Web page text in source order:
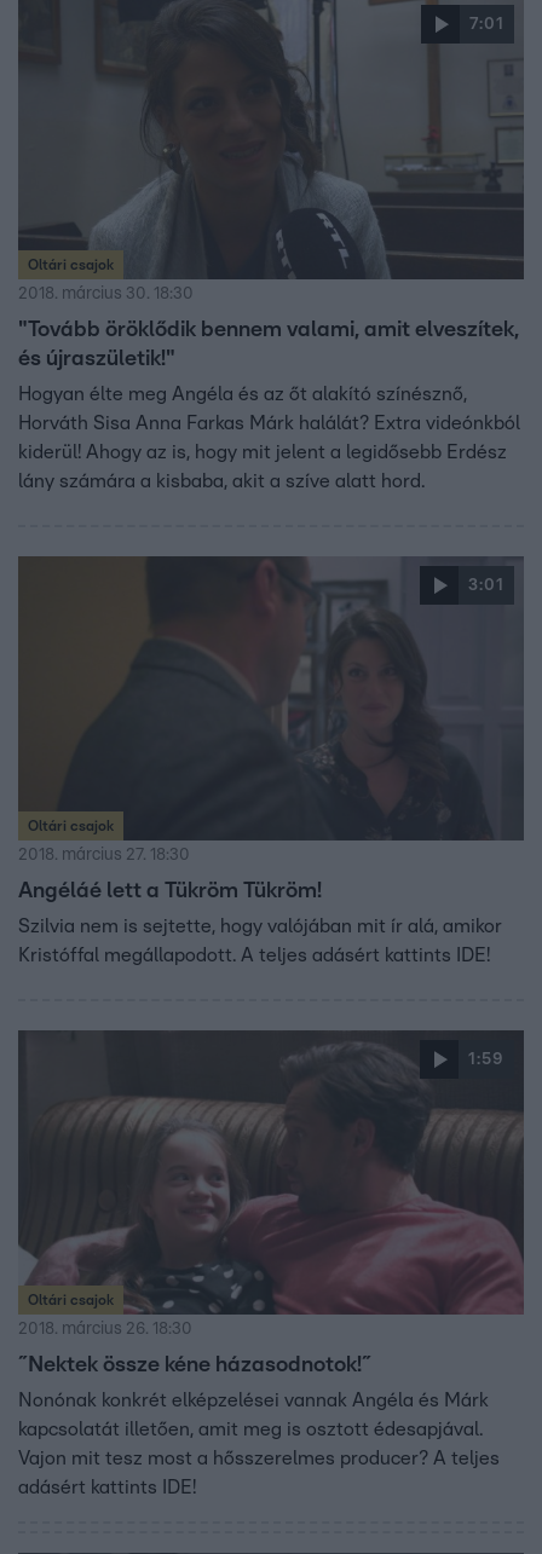
7:01
Oltári csajok
2018. március 30. 18:30
"Tovább öröklődik bennem valami, amit elveszítek,
és újraszületik!"
Hogyan élte meg Angéla és az őt alakító színésznő,
Horváth Sisa Anna Farkas Márk halálát? Extra videónkból
kiderül! Ahogy az is, hogy mit jelent a legidősebb Erdész
lány számára a kisbaba, akit a szíve alatt hord.
3:01
Oltári csajok
2018. március 27. 18:30
Angéláé lett a Tükröm Tükröm!
Szilvia nem is sejtette, hogy valójában mit ír alá, amikor
Kristóffal megállapodott. A teljes adásért kattints IDE!
1:59
Oltári csajok
2018. március 26. 18:30
˝Nektek össze kéne házasodnotok!˝
Nonónak konkrét elképzelései vannak Angéla és Márk
kapcsolatát illetően, amit meg is osztott édesapjával.
Vajon mit tesz most a hősszerelmes producer? A teljes
adásért kattints IDE!